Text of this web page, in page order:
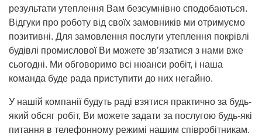
результати утеплення Вам безсумнівно сподобаються.
Відгуки про роботу від своїх замовників ми отримуємо
позитивні. Для замовлення послуги утеплення покрівлі
будівлі промислової Ви можете зв’язатися з нами вже
сьогодні. Ми обговоримо всі нюанси робіт, і наша
команда буде рада приступити до них негайно.
У нашій компанії будуть раді взятися практично за будь-
який обсяг робіт, Ви можете задати за послугою будь-які
питання в телефонному режимі нашим співробітникам.